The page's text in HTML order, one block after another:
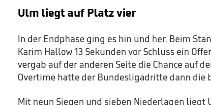
Ulm liegt auf Platz vier
In der Endphase ging es hin und her. Beim
Karim Hallow 13 Sekunden vor Schluss ein
vergab auf der anderen Seite die Chance auf
Overtime hatte der Bundesligadritte dann die
Mit neun Siegen und sieben Niederlagen liegt